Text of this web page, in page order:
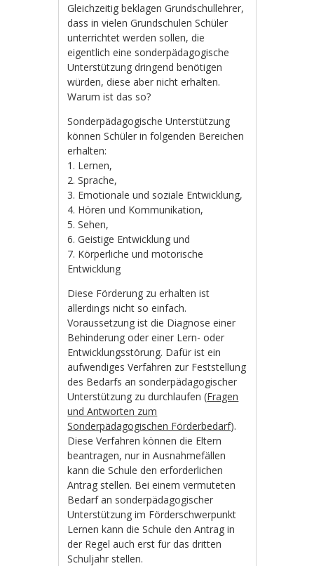
Gleichzeitig beklagen Grundschullehrer,
dass in vielen Grundschulen Schüler
unterrichtet werden sollen, die
eigentlich eine sonderpädagogische
Unterstützung dringend benötigen
würden, diese aber nicht erhalten.
Warum ist das so?
Sonderpädagogische Unterstützung
können Schüler in folgenden Bereichen
erhalten:
1. Lernen,
2. Sprache,
3. Emotionale und soziale Entwicklung,
4. Hören und Kommunikation,
5. Sehen,
6. Geistige Entwicklung und
7. Körperliche und motorische
Entwicklung
Diese Förderung zu erhalten ist
allerdings nicht so einfach.
Voraussetzung ist die Diagnose einer
Behinderung oder einer Lern- oder
Entwicklungsstörung. Dafür ist ein
aufwendiges Verfahren zur Feststellung
des Bedarfs an sonderpädagogischer
Unterstützung zu durchlaufen (Fragen
und Antworten zum
Sonderpädagogischen Förderbedarf).
Diese Verfahren können die Eltern
beantragen, nur in Ausnahmefällen
kann die Schule den erforderlichen
Antrag stellen. Bei einem vermuteten
Bedarf an sonderpädagogischer
Unterstützung im Förderschwerpunkt
Lernen kann die Schule den Antrag in
der Regel auch erst für das dritten
Schuljahr stellen.